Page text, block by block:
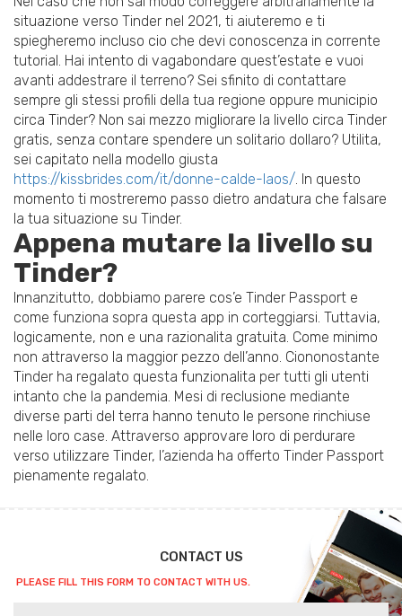
situazione verso Tinder nel 2021, ti aiuteremo e ti
spiegheremo incluso cio che devi conoscenza in corrente
tutorial. Hai intento di vagabondare quest’estate e vuoi
avanti addestrare il terreno? Sei sfinito di contattare
sempre gli stessi profili della tua regione oppure municipio
circa Tinder? Non sai mezzo migliorare la livello circa Tinder
gratis, senza contare spendere un solitario dollaro? Utilita,
sei capitato nella modello giusta
https://kissbrides.com/it/donne-calde-laos/. In questo
momento ti mostreremo passo dietro andatura che falsare
la tua situazione su Tinder.
Appena mutare la livello su
Tinder?
Innanzitutto, dobbiamo parere cos’e Tinder Passport e
come funziona sopra questa app in corteggiarsi. Tuttavia,
logicamente, non e una razionalita gratuita. Come minimo
non attraverso la maggior pezzo dell’anno. Ciononostante
Tinder ha regalato questa funzionalita per tutti gli utenti
intanto che la pandemia. Mesi di reclusione mediante
diverse parti del terra hanno tenuto le persone rinchiuse
nelle loro case. Attraverso approvare loro di perdurare
verso utilizzare Tinder, l’azienda ha offerto Tinder Passport
pienamente regalato.
CONTACT US
PLEASE FILL THIS FORM TO CONTACT WITH US.